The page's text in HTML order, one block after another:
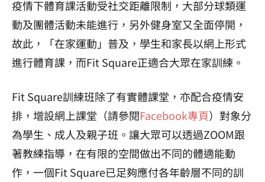
疫情下體育課活動受社交距離限制，大部分球類運
動及團體活動未能進行，另外健身室又全面停開，
故此，「在家運動」普及，學生和家長以網上形式
進行體育課，而Fit Square正適合大眾在家訓練。
Fit Square訓練班除了有實體課堂，亦配合疫情安
排，增設網上課堂（請參閱Facebook專頁）對象分
為學生、成人及親子班。讓大眾可以透過ZOOM跟
著教練指導，在有限的空間做出不同的體適能動
作，一個Fit Square已足夠應付各年齡層不同的訓